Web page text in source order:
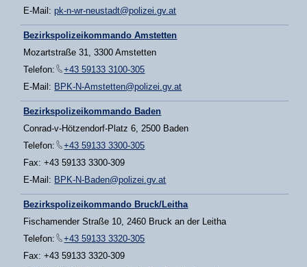
E-Mail:pk-n-wr-neustadt@polizei.gv.at
Bezirkspolizeikommando Amstetten
Mozartstraße 31, 3300 Amstetten
Telefon:
+43 59133 3100-305
E-Mail: BPK-N-Amstetten@polizei.gv.at
Bezirkspolizeikommando Baden
Conrad-v-Hötzendorf-Platz 6, 2500 Baden
Telefon:
+43 59133 3300-305
Fax: +43 59133 3300-309
E-Mail: BPK-N-Baden@polizei.gv.at
Bezirkspolizeikommando Bruck/Leitha
Fischamender Straße 10, 2460 Bruck an der Leitha
Telefon:
+43 59133 3320-305
Fax: +43 59133 3320-309